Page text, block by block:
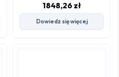
1848,26 zł
Dowiedz się więcej